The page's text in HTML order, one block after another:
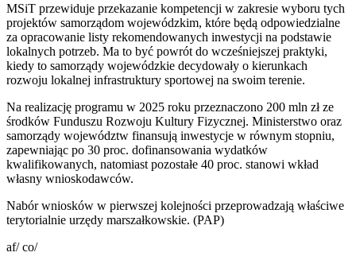
MSiT przewiduje przekazanie kompetencji w zakresie wyboru tych
projektów samorządom wojewódzkim, które będą odpowiedzialne
za opracowanie listy rekomendowanych inwestycji na podstawie
lokalnych potrzeb. Ma to być powrót do wcześniejszej praktyki,
kiedy to samorządy wojewódzkie decydowały o kierunkach
rozwoju lokalnej infrastruktury sportowej na swoim terenie.
Na realizację programu w 2025 roku przeznaczono 200 mln zł ze
środków Funduszu Rozwoju Kultury Fizycznej. Ministerstwo oraz
samorządy województw finansują inwestycje w równym stopniu,
zapewniając po 30 proc. dofinansowania wydatków
kwalifikowanych, natomiast pozostałe 40 proc. stanowi wkład
własny wnioskodawców.
Nabór wniosków w pierwszej kolejności przeprowadzają właściwe
terytorialnie urzędy marszałkowskie. (PAP)
af/ co/